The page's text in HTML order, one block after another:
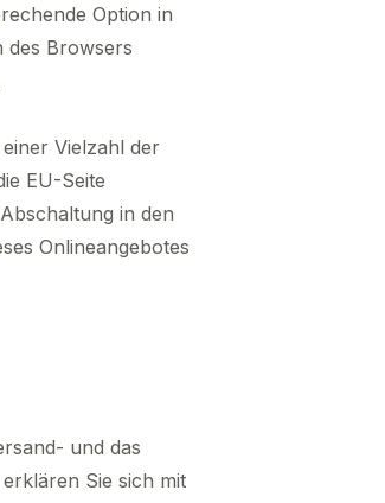
Option in
des Browsers
Vielzahl der
EU-Seite
in den
Onlineangebotes
und das
Sie sich mit